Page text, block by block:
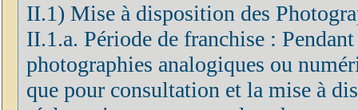
II.1) Mise à disposition des
II.1.a. Période de franchise :
photographies analogiques ou
que pour consultation et la mise à